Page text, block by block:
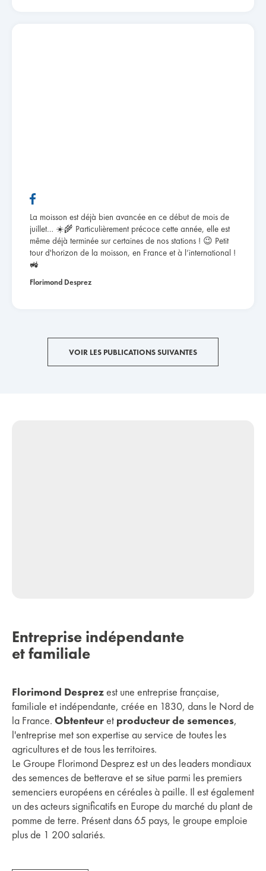
La moisson est déjà bien avancée en ce début de mois de
juillet… ☀️🌾 Particulièrement précoce cette année, elle est
même déjà terminée sur certaines de nos stations ! 😉 Petit
tour d'horizon de la moisson, en France et à l’international !
🚜
Florimond Desprez
VOIR LES PUBLICATIONS SUIVANTES
Entreprise indépendante
et familiale
Florimond Desprezest une entreprise française,
familiale et indépendante, créée en 1830, dans le Nord de
la France. Obtenteuret producteur de semences,
l'entreprise met son expertise au service de toutes les
agricultures et de tous les territoires.
Le Groupe Florimond Desprez est un des leaders mondiaux
des semences de betterave et se situe parmi les premiers
semenciers européens en céréales à paille. Il est également
un des acteurs significatifs en Europe du marché du plant de
pomme de terre. Présent dans 65 pays, le groupe emploie
plus de 1 200 salariés.